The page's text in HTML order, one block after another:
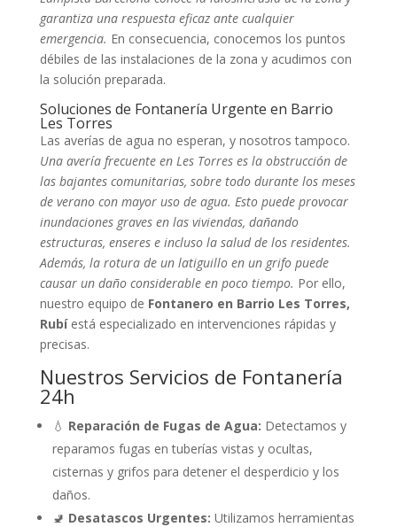
garantiza una respuesta eficaz ante cualquier
emergencia. En consecuencia, conocemos los puntos
débiles de las instalaciones de la zona y acudimos con
la solución preparada.
Soluciones de Fontanería Urgente en Barrio
Les Torres
Las averías de agua no esperan, y nosotros tampoco.
Una avería frecuente en Les Torres es la obstrucción de
las bajantes comunitarias, sobre todo durante los meses
de verano con mayor uso de agua. Esto puede provocar
inundaciones graves en las viviendas, dañando
estructuras, enseres e incluso la salud de los residentes.
Además, la rotura de un latiguillo en un grifo puede
causar un daño considerable en poco tiempo. Por ello,
nuestro equipo de Fontanero en Barrio Les Torres,
Rubíestá especializado en intervenciones rápidas y
precisas.
Nuestros Servicios de Fontanería
24h
💧 Reparación de Fugas de Agua: Detectamos y
reparamos fugas en tuberías vistas y ocultas,
cisternas y grifos para detener el desperdicio y los
daños.
🚽 Desatascos Urgentes: Utilizamos herramientas